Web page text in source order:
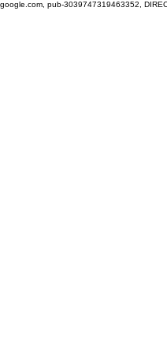
google.com, pub-3039747319463352,